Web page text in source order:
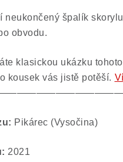
neukončený špalík
obvodu.
klasickou ukázku
kousek vás jistě potěší.
Pikárec (Vysočina)
2021